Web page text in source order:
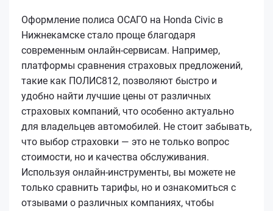
Оформление полиса ОСАГО на Honda Civic в
Нижнекамске стало проще благодаря
современным онлайн-сервисам. Например,
платформы сравнения страховых предложений,
такие как ПОЛИС812, позволяют быстро и
удобно найти лучшие цены от различных
страховых компаний, что особенно актуально
для владельцев автомобилей. Не стоит забывать,
что выбор страховки — это не только вопрос
стоимости, но и качества обслуживания.
Используя онлайн-инструменты, вы можете не
только сравнить тарифы, но и ознакомиться с
отзывами о различных компаниях, чтобы